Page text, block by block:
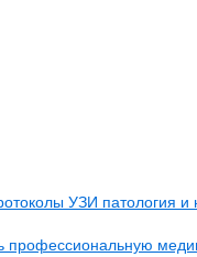
УЗИ патология и
профессиональную